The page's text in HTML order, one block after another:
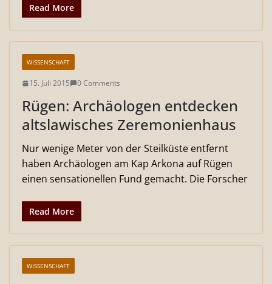
Read More
WISSENSCHAFT
15. Juli 2015 0 Comments
Rügen: Archäologen entdecken
altslawisches Zeremonienhaus
Nur wenige Meter von der Steilküste entfernt
haben Archäologen am Kap Arkona auf Rügen
einen sensationellen Fund gemacht. Die Forscher
Read More
WISSENSCHAFT